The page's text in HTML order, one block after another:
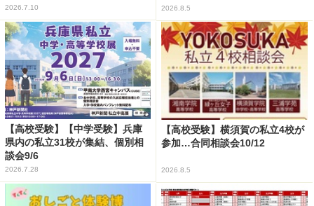
2026.7.10 2026.8.5
【高校受験】【中学受験】兵庫
県内の私立31校が集結、個別相
談会9/6
2026.7.28
【高校受験】横須賀の私立4校が
参加…合同相談会10/12
2026.8.5